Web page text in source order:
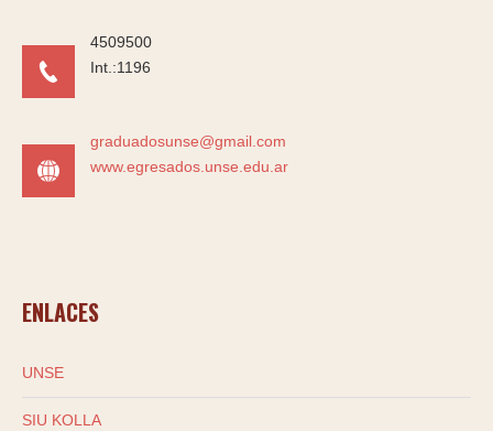
4509500
Int.:1196
graduadosunse@gmail.com
www.egresados.unse.edu.ar
ENLACES
UNSE
SIU KOLLA